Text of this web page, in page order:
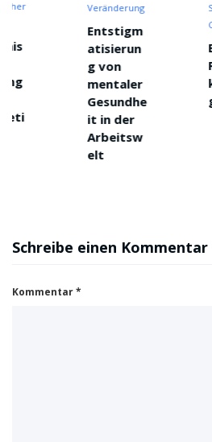
Veränderung
Gesundhe
Systemischer
gestalten
Schreibe einen Kommentar
Kommentar*